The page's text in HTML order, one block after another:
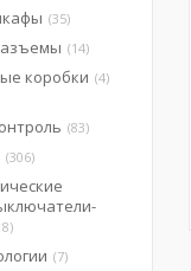
35
14
коробки 4
83
306
7